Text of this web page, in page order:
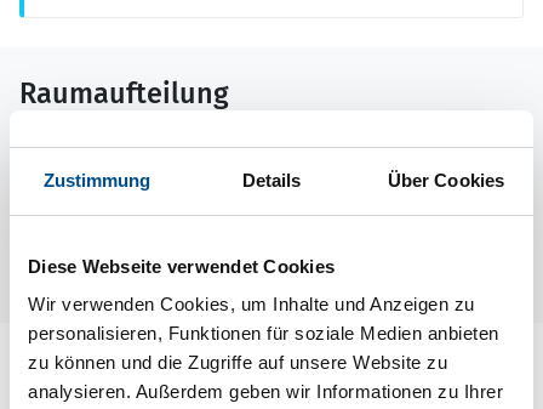
Zustimmung Details Über Cookies
Diese Webseite verwendet Cookies
Wir verwenden Cookies, um Inhalte und Anzeigen zu
personalisieren, Funktionen für soziale Medien anbieten
zu können und die Zugriffe auf unsere Website zu
analysieren. Außerdem geben wir Informationen zu Ihrer
Raumaufteilung
Lageplan